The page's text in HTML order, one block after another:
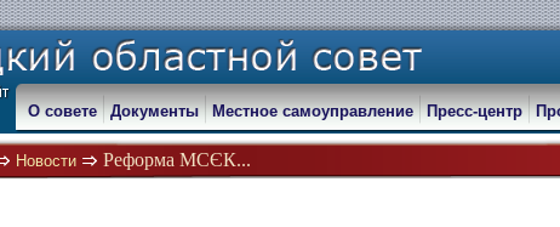
Новости Реформа МСЄК...
О совете Документы Местное самоуправление Пресс-центр